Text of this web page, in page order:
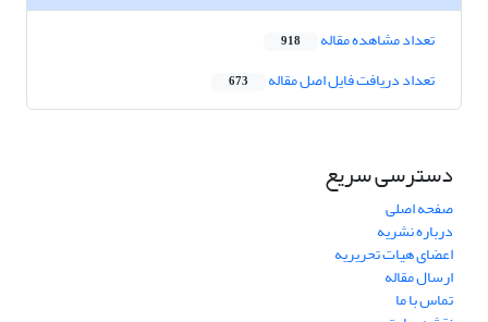
تعداد مشاهده مقاله 918
تعداد دریافت فایل اصل مقاله 673
دسترسی سریع
صفحه اصلی
درباره نشریه
اعضای هیات تحریریه
ارسال مقاله
تماس با ما